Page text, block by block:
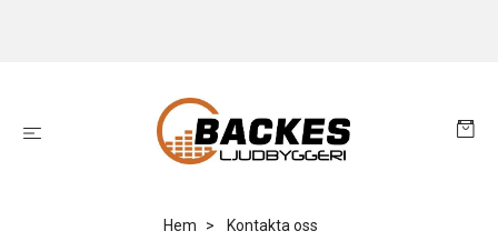
Hem Kontakta oss